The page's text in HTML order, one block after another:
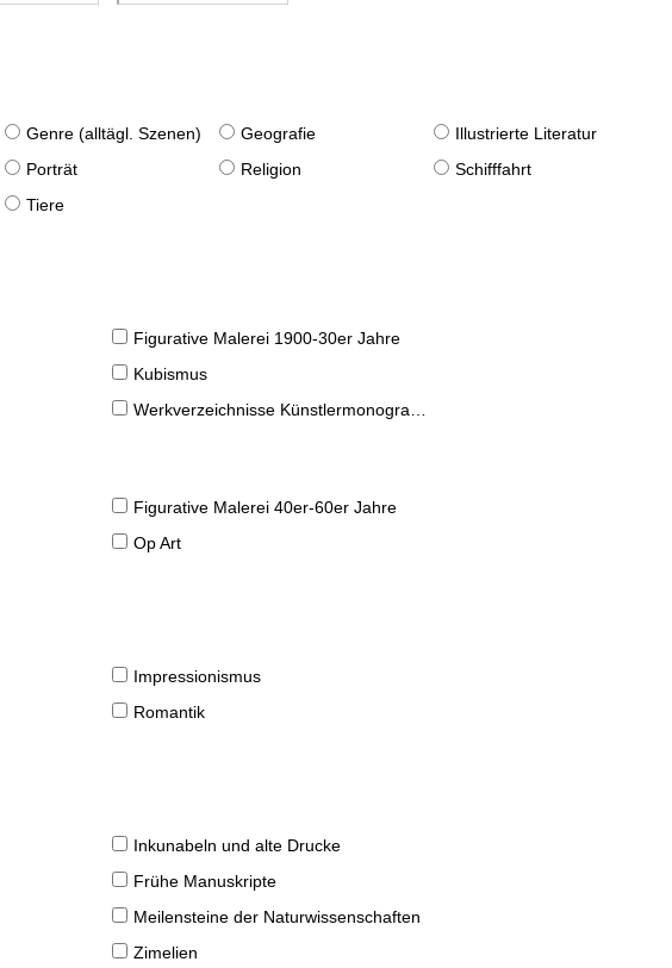
Genre (alltägl. Szenen) Geografie
Illustrierte Literatur
Porträt Religion
Schifffahrt
Tiere
Figurative Malerei 1900-30er Jahre
Kubismus
Werkverzeichnisse Künstlermonographien
Figurative Malerei 40er-60er Jahre
Op Art
Impressionismus
Romantik
Inkunabeln und alte Drucke
Frühe Manuskripte
Meilensteine der Naturwissenschaften
Zimelien